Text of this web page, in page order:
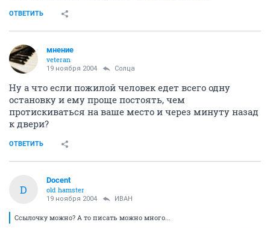
ОТВЕТИТЬ
мнение
veteran
19 ноября 2004 Солца
Ну а что если пожилой человек едет всего одну
остановку и ему проще постоять, чем
протискиваться на ваше место и через минуту назад
к двери?
ОТВЕТИТЬ
D
Docent
old hamster
19 ноября 2004 ИBАH
Ссылочку можно? А то писать можно много...